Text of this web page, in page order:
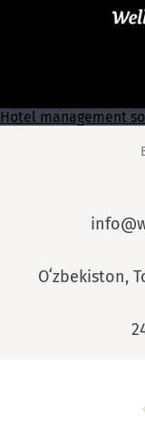
Hotel management
Oʻzbekiston,